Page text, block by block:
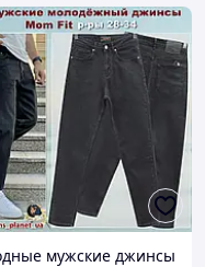
мужские джинсы